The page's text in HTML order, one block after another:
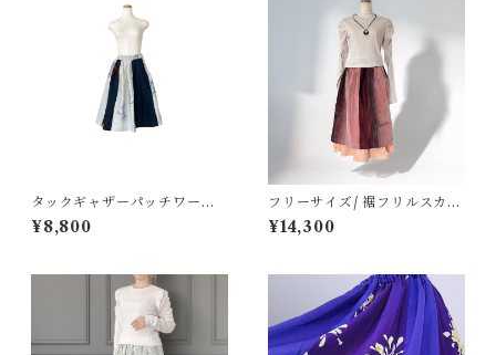
タックギャザーパッチワーク
スカート[青系紬セレクト]
¥8,800
フリーサイズ/ 裾フリルスカー
ト[ピンク～エンジグラデーシ
ョン雨筋紬]
¥14,300